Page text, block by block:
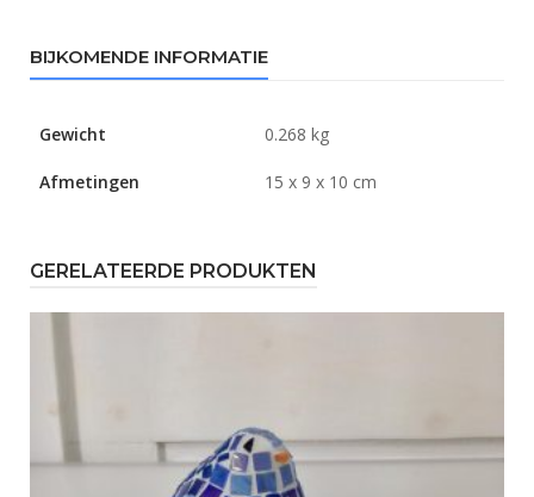
BIJKOMENDE INFORMATIE
Gewicht 0.268 kg
Afmetingen 15 x 9 x 10 cm
GERELATEERDE PRODUKTEN